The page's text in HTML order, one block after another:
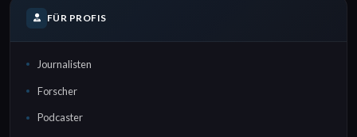
FÜR PROFIS
Journalisten
Forscher
Podcaster